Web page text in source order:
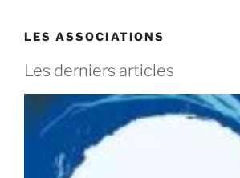
LES ASSOCIATIONS
Les derniers articles